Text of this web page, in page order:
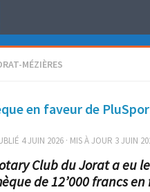
MÉZIÈRES
en faveur de
4 JUIN 2026 · MIS À JOUR 3 JUIN
Club du Jorat a eu
de 12’000 francs